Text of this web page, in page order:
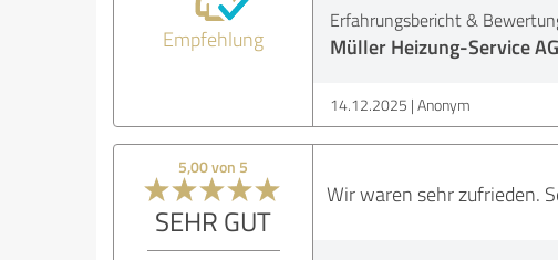
Empfehlung
Erfahrungsbericht &
Müller Heizung-Service AG
14.12.2025 Anonym
5,00 von 5
SEHR GUT
Wir waren sehr zufrieden.